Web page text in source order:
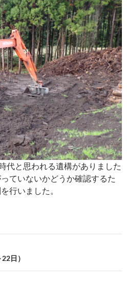
代と思われる遺構がありました
ていないかどうか確認するた
行いました。
日）